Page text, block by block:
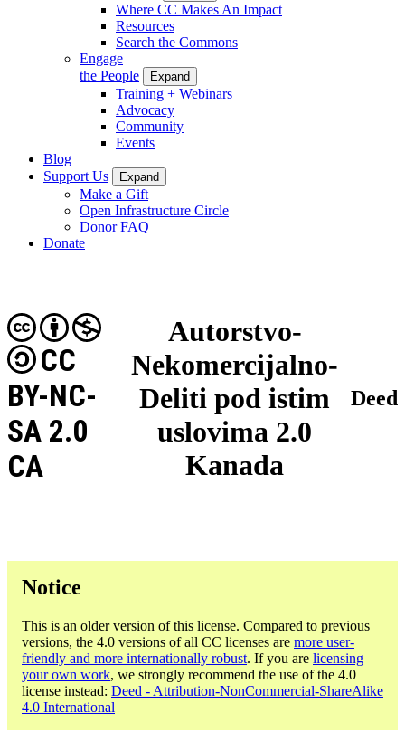
Where CC Makes An Impact
Resources
Search the Commons
Engage
the People
Expand
Training + Webinars
Advocacy
Community
Events
Blog
Support Us
Expand
Make a Gift
Open Infrastructure Circle
Donor FAQ
Donate
Autorstvo-
Nekomercijalno-
Deliti pod istim
uslovima 2.0
Kanada
CC
BY-NC-
SA 2.0
CA
Deed
Notice
This is an older version of this license. Compared to previous
versions, the 4.0 versions of all CC licenses are more user-
friendly and more internationally robust. If you are licensing
your own work, we strongly recommend the use of the 4.0
license instead: Deed - Attribution-NonCommercial-ShareAlike
4.0 International